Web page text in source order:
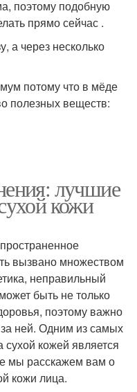
поэтому подобную
прямо сейчас .
а через несколько
потому что в мёде
полезных веществ:
лучшие
кожи
вызвано множеством
неправильный
быть не только
поэтому важно
за ней. Одним из самых
кожей является
мы расскажем вам о
кожи лица.